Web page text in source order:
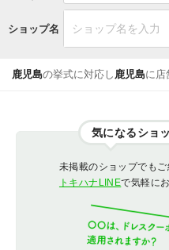
ショップ名
鹿児島の挙式に対応し 鹿児島に店
気になるショ
未掲載のショップでもご
トキハナLINEで気軽に